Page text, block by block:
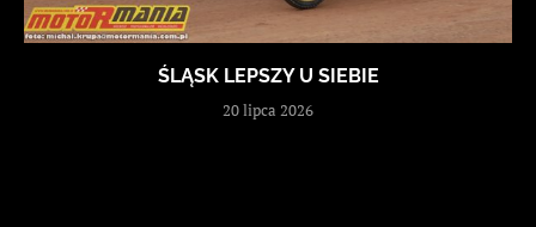
ŚLĄSK LEPSZY U SIEBIE
20 lipca 2026